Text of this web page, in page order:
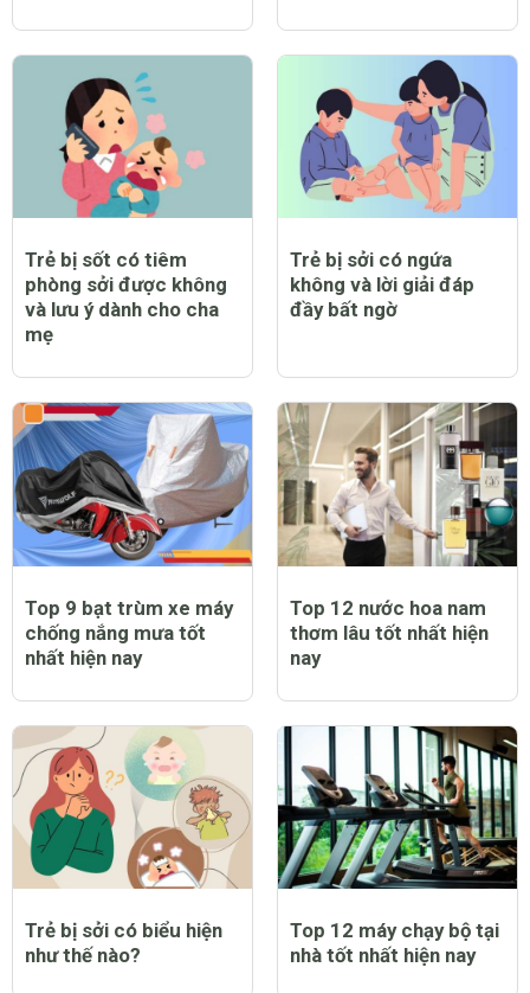
Trẻ bị sốt có tiêm
phòng sởi được không
và lưu ý dành cho cha
mẹ
Trẻ bị sởi có ngứa
không và lời giải đáp
đầy bất ngờ
Top 9 bạt trùm xe máy
chống nắng mưa tốt
nhất hiện nay
Top 12 nước hoa nam
thơm lâu tốt nhất hiện
nay
Trẻ bị sởi có biểu hiện
như thế nào?
Top 12 máy chạy bộ tại
nhà tốt nhất hiện nay